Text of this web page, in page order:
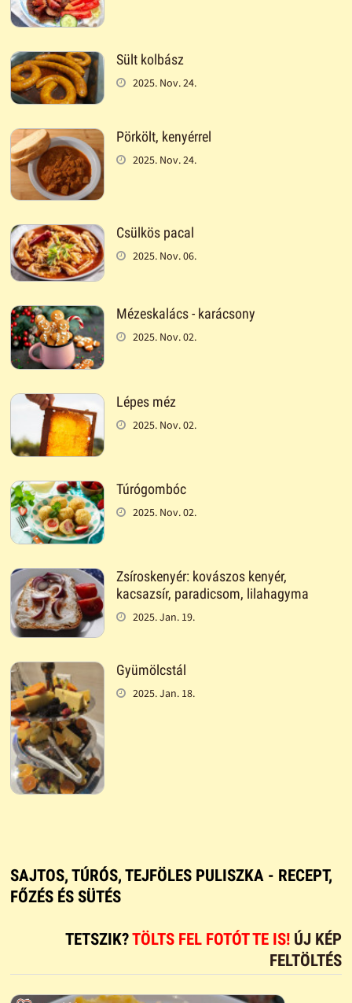
Sült kolbász
2025. Nov. 24.
Pörkölt, kenyérrel
2025. Nov. 24.
Csülkös pacal
2025. Nov. 06.
Mézeskalács - karácsony
2025. Nov. 02.
Lépes méz
2025. Nov. 02.
Túrógombóc
2025. Nov. 02.
Zsíroskenyér: kovászos kenyér,
kacsazsír, paradicsom, lilahagyma
2025. Jan. 19.
Gyümölcstál
2025. Jan. 18.
SAJTOS, TÚRÓS, TEJFÖLES PULISZKA - RECEPT,
FŐZÉS ÉS SÜTÉS
TETSZIK?TÖLTS FEL FOTÓT TE IS! ÚJ KÉP
FELTÖLTÉS